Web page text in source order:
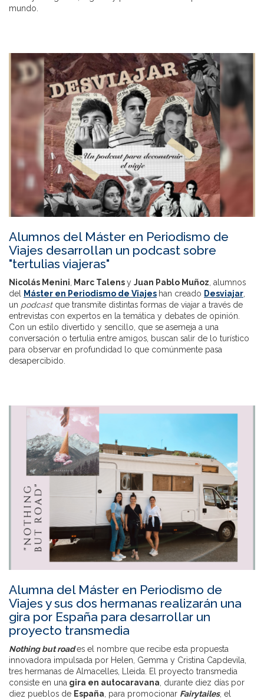
mundo.
Alumnos del Máster en Periodismo de
Viajes desarrollan un podcast sobre
"tertulias viajeras"
Nicolás Menini, Marc Talensy Juan Pablo Muñoz, alumnos
del Máster en Periodismo de Viajes han creado Desviajar,
un podcast que transmite distintas formas de viajar a través de
entrevistas con expertos en la temática y debates de opinión.
Con un estilo divertido y sencillo, que se asemeja a una
conversación o tertulia entre amigos, buscan salir de lo turístico
para observar en profundidad lo que comúnmente pasa
desapercibido.
Alumna del Máster en Periodismo de
Viajes y sus dos hermanas realizarán una
gira por España para desarrollar un
proyecto transmedia
Nothing but roades el nombre que recibe esta propuesta
innovadora impulsada por Helen, Gemma y Cristina Capdevila,
tres hermanas de Almacelles, Lleida. El proyecto transmedia
consiste en una gira en autocaravana , durante diez días por
diez pueblos de España , para promocionar Fairytailes, el